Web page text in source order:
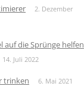
2. Dezember
auf die Sprünge helfen
14. Juli 2022
trinken 6. Mai 2021